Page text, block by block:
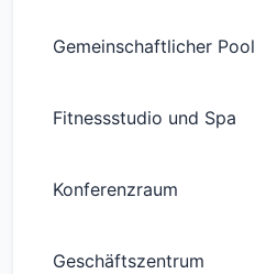
Gemeinschaftlicher Pool
Fitnessstudio und Spa
Konferenzraum
Geschäftszentrum